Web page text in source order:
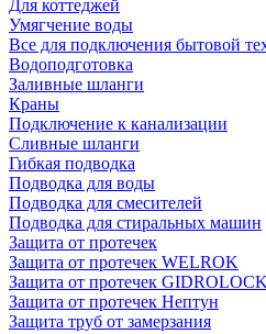
Для коттеджей
Умягчение воды
Все для подключения бытовой
Водоподготовка
Заливные шланги
Краны
Подключение к канализации
Сливные шланги
Гибкая подводка
Подводка для воды
Подводка для смесителей
Подводка для стиральных машин
Защита от протечек
Защита от протечек WELROK
Защита от протечек GIDROLOCK
Защита от протечек Нептун
Защита труб от замерзания